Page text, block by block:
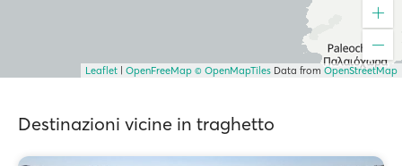
Leaflet OpenFreeMap © OpenMapTiles Data from OpenStreetMap
Destinazioni vicine in traghetto